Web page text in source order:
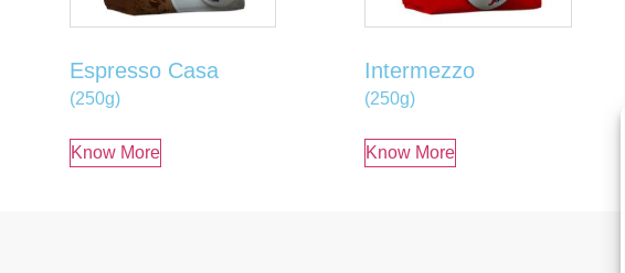
Espresso Casa
(250g)
Know More
Intermezzo
(250g)
Know More